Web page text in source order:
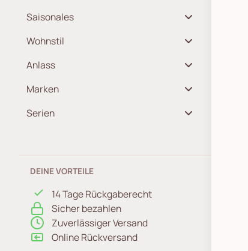
Saisonales
Wohnstil
Anlass
Marken
Serien
DEINE VORTEILE
14 Tage Rückgaberecht
Sicher bezahlen
Zuverlässiger Versand
Online Rückversand